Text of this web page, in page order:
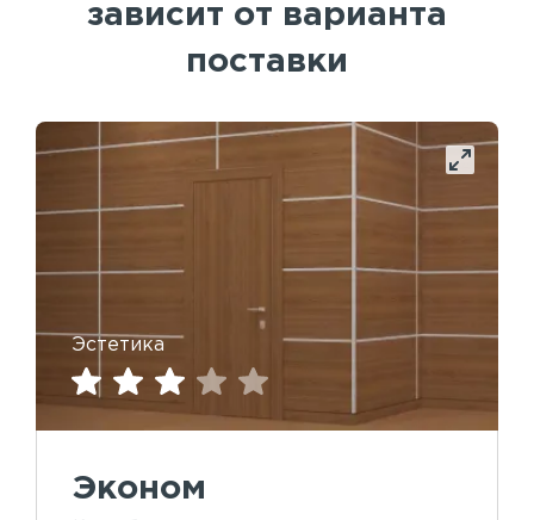
зависит от варианта
поставки
Эстетика
Эконом